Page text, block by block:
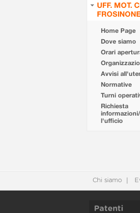
UFF. MOT.
Home Page
Dove siamo
Orari
Avvisi
Normative
Turni
Richiesta
l'ufficio
Chi siamo
Patenti